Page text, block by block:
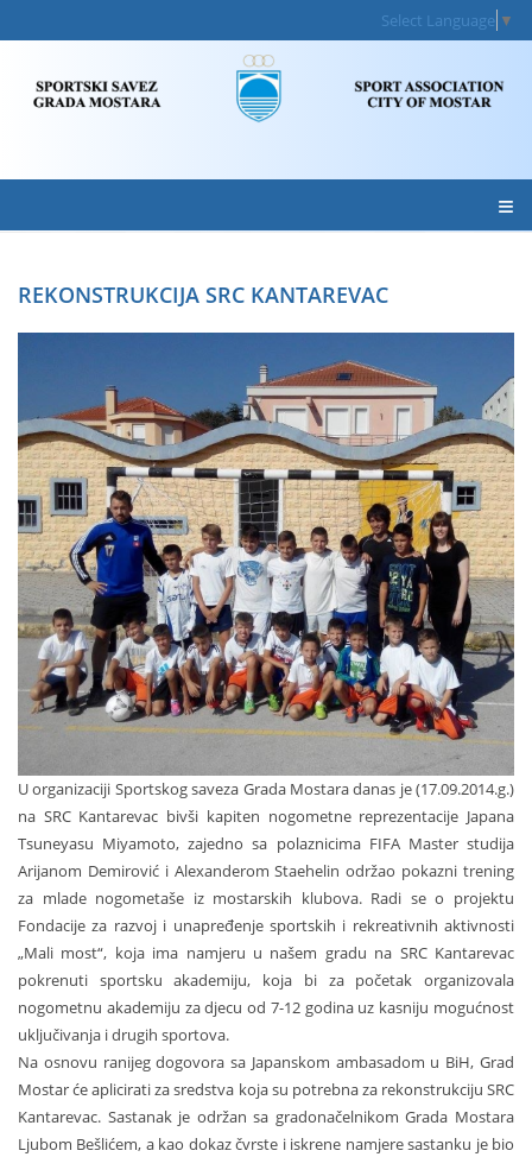
Select Language ▼
≡
REKONSTRUKCIJA SRC KANTAREVAC
U organizaciji Sportskog saveza Grada Mostara danas je (17.09.2014.g.)
na SRC Kantarevac bivši kapiten nogometne reprezentacije Japana
Tsuneyasu Miyamoto, zajedno sa polaznicima FIFA Master studija
Arijanom Demirović i Alexanderom Staehelin održao pokazni trening
za mlade nogometaše iz mostarskih klubova. Radi se o projektu
Fondacije za razvoj i unapređenje sportskih i rekreativnih aktivnosti
„Mali most“, koja ima namjeru u našem gradu na SRC Kantarevac
pokrenuti sportsku akademiju, koja bi za početak organizovala
nogometnu akademiju za djecu od 7-12 godina uz kasniju mogućnost
uključivanja i drugih sportova.
Na osnovu ranijeg dogovora sa Japanskom ambasadom u BiH, Grad
Mostar će aplicirati za sredstva koja su potrebna za rekonstrukciju SRC
Kantarevac. Sastanak je održan sa gradonačelnikom Grada Mostara
Ljubom Bešlićem, a kao dokaz čvrste i iskrene namjere sastanku je bio